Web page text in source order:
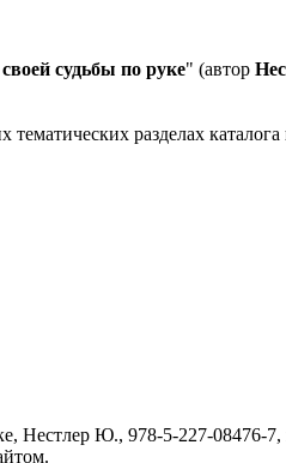
судьбы по руке" (автор
разделах каталога
Ю., 978-5-227-08476-7,